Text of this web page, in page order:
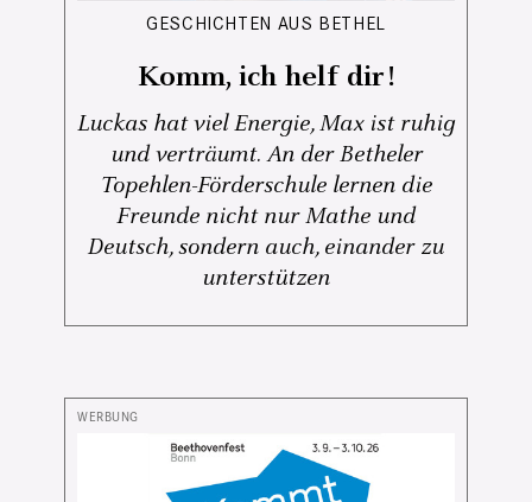
GESCHICHTEN AUS BETHEL
Komm, ich helf dir!
Luckas hat viel Energie, Max ist ruhig
und verträumt. An der Betheler
Topehlen-Förderschule lernen die
Freunde nicht nur Mathe und
Deutsch, sondern auch, einander zu
unterstützen